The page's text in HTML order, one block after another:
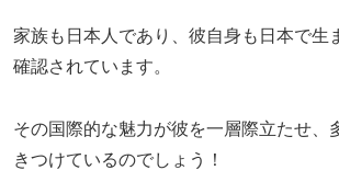
家族も日本人であり、彼自身も日本で生
確認されています。
その国際的な魅力が彼を一層際立たせ、
きつけているのでしょう！